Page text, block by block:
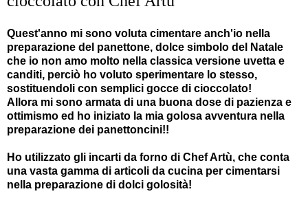
Quest'anno mi sono voluta cimentare anch'io nella
preparazione del panettone, dolce simbolo del Natale
che io non amo molto nella classica versione uvetta e
canditi, perciò ho voluto sperimentare lo stesso,
sostituendoli con semplici gocce di cioccolato!
Allora mi sono armata di una buona dose di pazienza e
ottimismo ed ho iniziato la mia golosa avventura nella
preparazione dei panettoncini!!
Ho utilizzato gli incarti da forno di Chef Artù, che conta
una vasta gamma di articoli da cucina per cimentarsi
nella preparazione di dolci golosità!